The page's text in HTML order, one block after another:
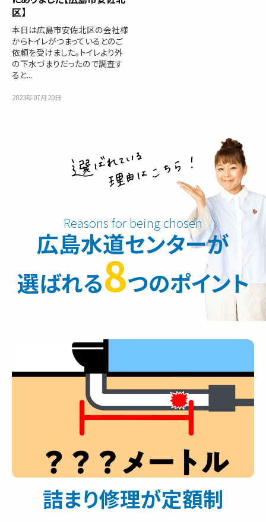
区】
本日は広島市安佐北区の会社様
からトイレがつまっているとのご
依頼を受けました。トイレより外
の下水づまりだったので調査す
ると...
2023年07月20日
広島水道センターが
選ばれる8つのポイント
詰まり修理が定額制